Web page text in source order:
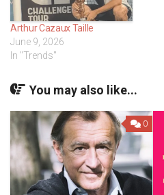
Arthur Cazaux Taille
June 9, 2026
In "Trends"
You may also like...
0